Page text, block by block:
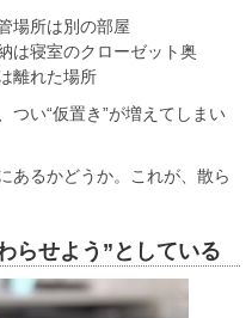
場所は別の部屋
は寝室のクローゼット奥
離れた場所
つい“仮置き”が増えてしまい
あるかどうか。これが、散ら
らせよう”としている